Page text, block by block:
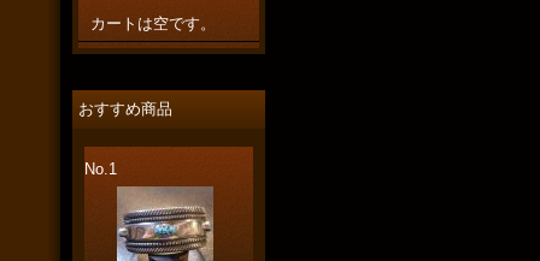
カートは空です。
おすすめ商品
No.1